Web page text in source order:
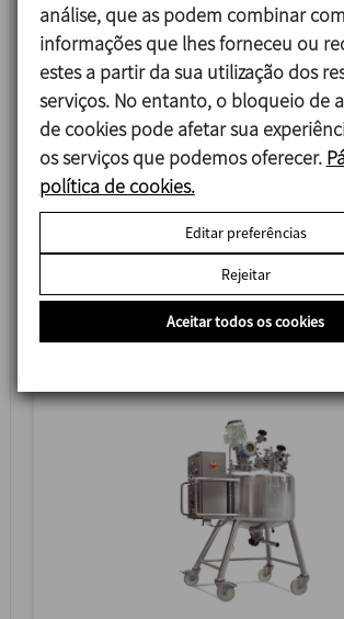
VISCOMIX
MISTURADOR DE PRODUTOS
análise, que as podem combinar
informações que lhes forneceu ou
estes a partir da sua utilização dos
serviços. No entanto, o bloqueio de
de cookies pode afetar sua
os serviços que podemos oferecer.
política de cookies.
Editar preferências
Rejeitar
Aceitar todos os cookies